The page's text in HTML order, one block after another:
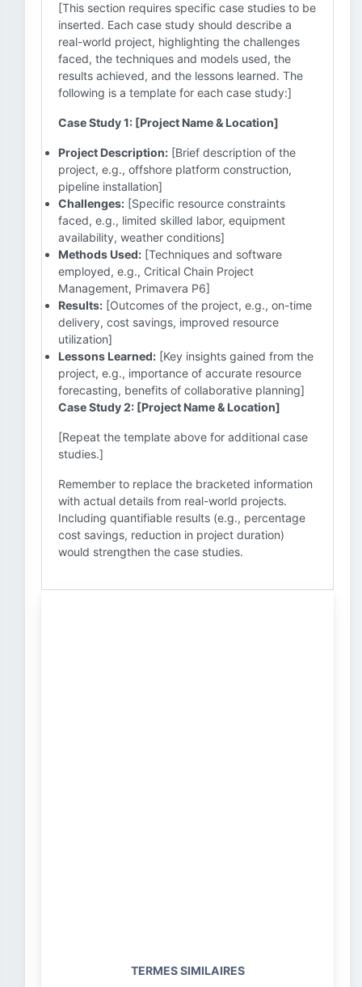
[This section requires specific case studies to be
inserted. Each case study should describe a
real-world project, highlighting the challenges
faced, the techniques and models used, the
results achieved, and the lessons learned. The
following is a template for each case study:]
Case Study 1: [Project Name & Location]
Project Description: [Brief description of the
project, e.g., offshore platform construction,
pipeline installation]
Challenges: [Specific resource constraints
faced, e.g., limited skilled labor, equipment
availability, weather conditions]
Methods Used: [Techniques and software
employed, e.g., Critical Chain Project
Management, Primavera P6]
Results: [Outcomes of the project, e.g., on-time
delivery, cost savings, improved resource
utilization]
Lessons Learned: [Key insights gained from the
project, e.g., importance of accurate resource
forecasting, benefits of collaborative planning]
Case Study 2: [Project Name & Location]
[Repeat the template above for additional case
studies.]
Remember to replace the bracketed information
with actual details from real-world projects.
Including quantifiable results (e.g., percentage
cost savings, reduction in project duration)
would strengthen the case studies.
TERMES SIMILAIRES